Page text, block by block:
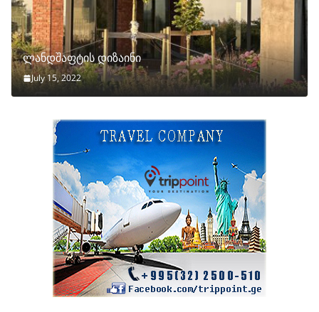
ლანდშაფტის დიზაინი
July 15, 2022